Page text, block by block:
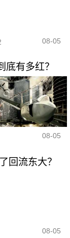
08-05
有多红？
08-05
回流东大？
08-05